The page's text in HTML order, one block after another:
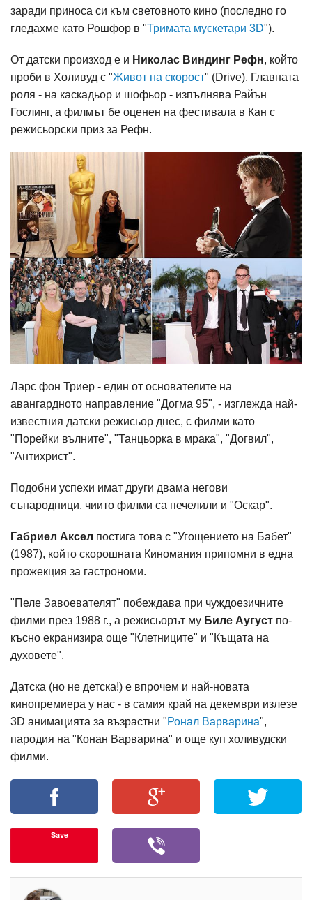
заради приноса си към световното кино (последно го
гледахме като Рошфор в "Тримата мускетари 3D").
От датски произход е и Николас Виндинг Рефн, който
проби в Холивуд с "Живот на скорост" (Drive). Главната
роля - на каскадьор и шофьор - изпълнява Райън
Гослинг, а филмът бе оценен на фестивала в Кан с
режисьорски приз за Рефн.
Ларс фон Триер - един от основателите на
авангардното направление "Догма 95", - изглежда най-
известния датски режисьор днес, с филми като
"Порейки вълните", "Танцьорка в мрака", "Догвил",
"Антихрист".
Подобни успехи имат други двама негови
сънародници, чиито филми са печелили и "Оскар".
Габриел Аксел постига това с "Угощението на Бабет"
(1987), който скорошната Киномания припомни в една
прожекция за гастрономи.
"Пеле Завоевателят" побеждава при чуждоезичните
филми през 1988 г., а режисьорът му Биле Аугуст по-
късно екранизира още "Клетниците" и "Къщата на
духовете".
Датска (но не детска!) е впрочем и най-новата
кинопремиера у нас - в самия край на декември излезе
3D анимацията за възрастни "Ронал Варварина",
пародия на "Конан Варварина" и още куп холивудски
филми.
Save